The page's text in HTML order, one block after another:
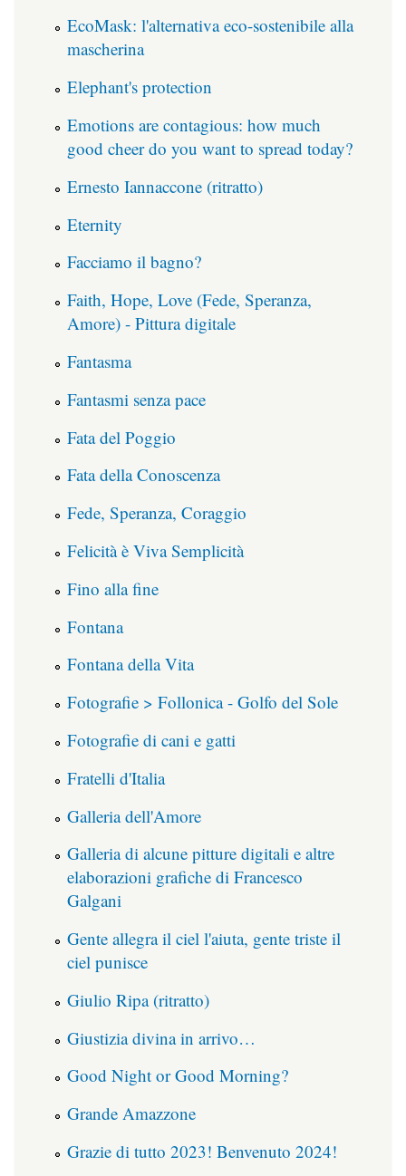
EcoMask: l'alternativa eco-sostenibile alla
mascherina
Elephant's protection
Emotions are contagious: how much
good cheer do you want to spread today?
Ernesto Iannaccone (ritratto)
Eternity
Facciamo il bagno?
Faith, Hope, Love (Fede, Speranza,
Amore) - Pittura digitale
Fantasma
Fantasmi senza pace
Fata del Poggio
Fata della Conoscenza
Fede, Speranza, Coraggio
Felicità è Viva Semplicità
Fino alla fine
Fontana
Fontana della Vita
Fotografie > Follonica - Golfo del Sole
Fotografie di cani e gatti
Fratelli d'Italia
Galleria dell'Amore
Galleria di alcune pitture digitali e altre
elaborazioni grafiche di Francesco
Galgani
Gente allegra il ciel l'aiuta, gente triste il
ciel punisce
Giulio Ripa (ritratto)
Giustizia divina in arrivo…
Good Night or Good Morning?
Grande Amazzone
Grazie di tutto 2023! Benvenuto 2024!